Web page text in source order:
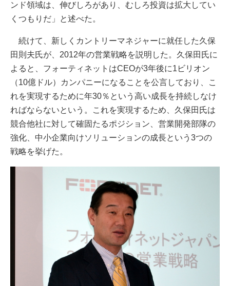
ンド領域は、伸びしろがあり、むしろ投資は拡大してい
くつもりだ」と述べた。
続けて、新しくカントリーマネジャーに就任した久保
田則夫氏が、2012年の営業戦略を説明した。久保田氏に
よると、フォーティネットはCEOが3年後に1ビリオン
（10億ドル）カンパニーになることを公言しており、こ
れを実現するために年30％という高い成長を持続しなけ
ればならないという。これを実現するため、久保田氏は
競合他社に対して確固たるポジション、営業開発部隊の
強化、中小企業向けソリューションの成長という3つの
戦略を挙げた。